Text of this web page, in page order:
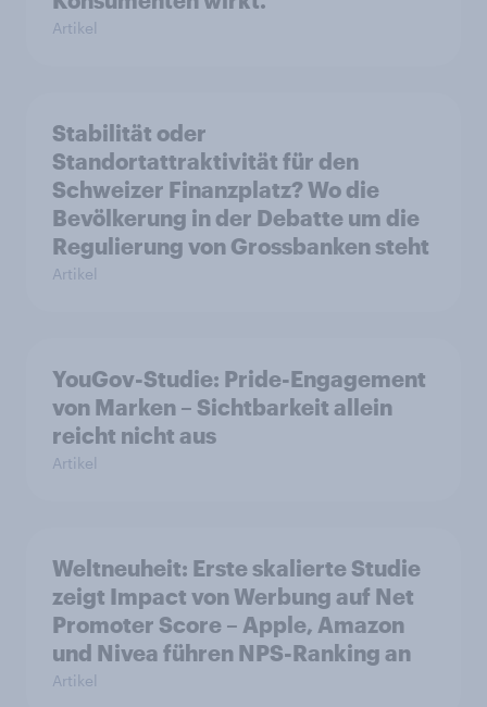
Artikel
Stabilität oder
Standortattraktivität für den
Schweizer Finanzplatz? Wo die
Bevölkerung in der Debatte um die
Regulierung von Grossbanken steht
Artikel
YouGov-Studie: Pride-Engagement
von Marken – Sichtbarkeit allein
reicht nicht aus
Artikel
Weltneuheit: Erste skalierte Studie
zeigt Impact von Werbung auf Net
Promoter Score – Apple, Amazon
und Nivea führen NPS-Ranking an
Artikel